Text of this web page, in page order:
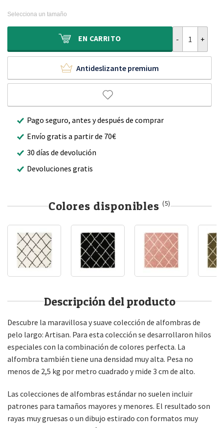
300,00 €.
209,90 €.
Selecciona un tamaño
EN CARRITO
Antideslizante premium
Pago seguro, antes y después de comprar
Envío gratis a partir de 70€
30 días de devolución
Devoluciones gratis
Colores disponibles (5)
Descripción del producto
Descubre la maravillosa y suave colección de alfombras de
pelo largo: Artisan. Para esta colección se desarrollaron hilos
especiales con la combinación de colores perfecta. La
alfombra también tiene una densidad muy alta. Pesa no
menos de 2,5 kg por metro cuadrado y mide 3 cm de alto.
Las colecciones de alfombras estándar no suelen incluir
patrones para tamaños mayores y menores. El resultado son
rayas muy gruesas o un dibujo estirado con formatos muy